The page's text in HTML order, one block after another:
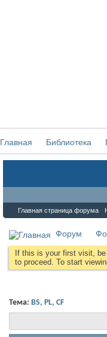
Главная Библиотека
Главная страница форума
Форум
If this is your first visit,
to proceed. To start
Тема: BS, PL, CF